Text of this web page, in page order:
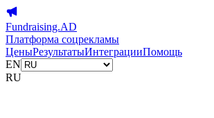
Fundraising.AD
Платформа соцрекламы
ЦеныРезультатыИнтеграцииПомощь
EN
RU